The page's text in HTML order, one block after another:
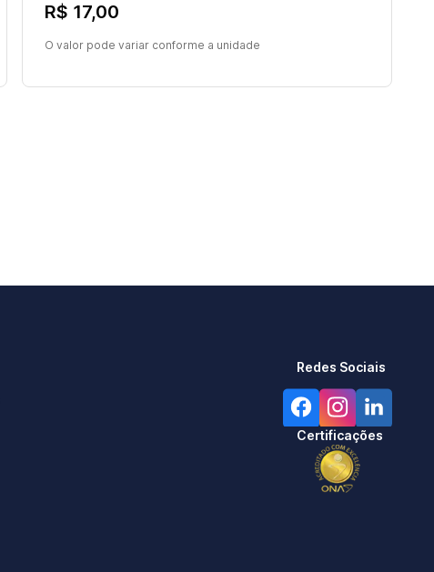
R$ 17,00
O valor pode variar conforme a unidade
Redes Sociais
Certificações